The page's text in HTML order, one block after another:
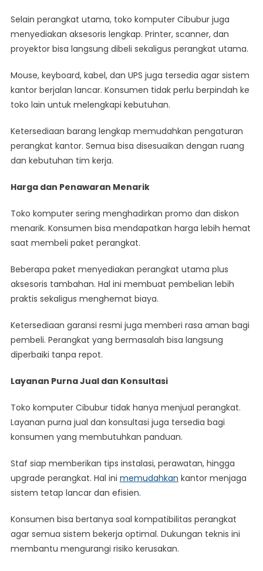
Selain perangkat utama, toko komputer Cibubur juga
menyediakan aksesoris lengkap. Printer, scanner, dan
proyektor bisa langsung dibeli sekaligus perangkat utama.
Mouse, keyboard, kabel, dan UPS juga tersedia agar sistem
kantor berjalan lancar. Konsumen tidak perlu berpindah ke
toko lain untuk melengkapi kebutuhan.
Ketersediaan barang lengkap memudahkan pengaturan
perangkat kantor. Semua bisa disesuaikan dengan ruang
dan kebutuhan tim kerja.
Harga dan Penawaran Menarik
Toko komputer sering menghadirkan promo dan diskon
menarik. Konsumen bisa mendapatkan harga lebih hemat
saat membeli paket perangkat.
Beberapa paket menyediakan perangkat utama plus
aksesoris tambahan. Hal ini membuat pembelian lebih
praktis sekaligus menghemat biaya.
Ketersediaan garansi resmi juga memberi rasa aman bagi
pembeli. Perangkat yang bermasalah bisa langsung
diperbaiki tanpa repot.
Layanan Purna Jual dan Konsultasi
Toko komputer Cibubur tidak hanya menjual perangkat.
Layanan purna jual dan konsultasi juga tersedia bagi
konsumen yang membutuhkan panduan.
Staf siap memberikan tips instalasi, perawatan, hingga
upgrade perangkat. Hal ini memudahkan kantor menjaga
sistem tetap lancar dan efisien.
Konsumen bisa bertanya soal kompatibilitas perangkat
agar semua sistem bekerja optimal. Dukungan teknis ini
membantu mengurangi risiko kerusakan.